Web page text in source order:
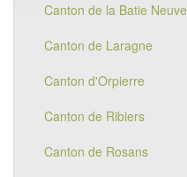
Canton de la Batie Neuve
Canton de Laragne
Canton d'Orpierre
Canton de Ribiers
Canton de Rosans